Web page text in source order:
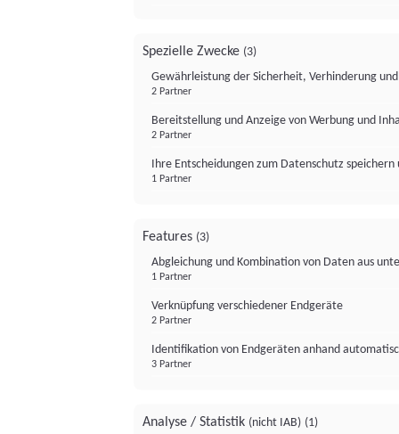
Spezielle Zwecke (3)
Gewährleistung der Sicherheit, Verhinderung
2 Partner
Bereitstellung und Anzeige von Werbung und
2 Partner
Ihre Entscheidungen zum Datenschutz
1 Partner
Features (3)
Abgleichung und Kombination von Daten aus
1 Partner
Verknüpfung verschiedener Endgeräte
2 Partner
Identifikation von Endgeräten anhand
3 Partner
Analyse / Statistik (nicht IAB) (1)